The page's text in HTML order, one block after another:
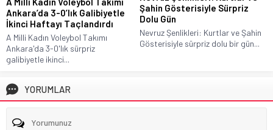
Ankara’da 3-0’lık Galibiyetle
İkinci Haftayı Taçlandırdı
A Milli Kadın Voleybol Takımı
Ankara'da 3-0'lık sürpriz
galibiyetle ikinci...
Şahin Gösterisiyle Sürpriz
Dolu Gün
Nevruz Şenlikleri: Kurtlar ve Şahin
Gösterisiyle sürpriz dolu bir gün...
YORUMLAR